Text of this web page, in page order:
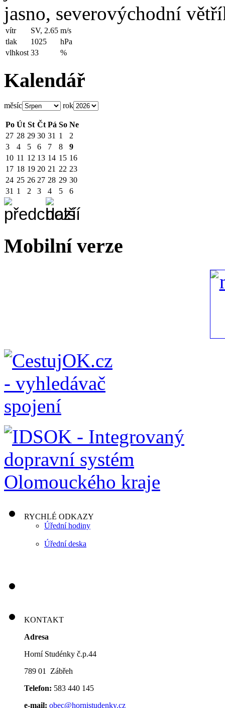
jasno, severovýchodní
vítr SV, 2.65 m/s
tlak
1025
hPa
vlhkost 33 %
Kalendář
měsíc rok
Po Út St Čt Pá So Ne
27 28 29 30 31 1
2
3
4 5 6 7 8
9
10 11 12 13 14 15 16
17 18 19 20 21 22 23
24 25 26 27 28 29 30
31 1 2 3 4 5 6
Mobilní verze
RYCHLÉ ODKAZY
Úřední hodiny
Úřední deska
KONTAKT
Adresa
Horní Studénky č.p.44
789 01 Zábřeh
Telefon: 583 440 145
e-mail: obec@hornistudenky.cz